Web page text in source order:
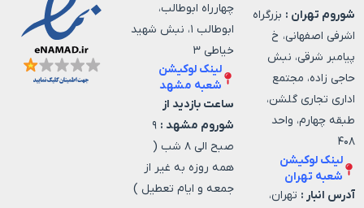
شوروم تهران : بزرگراه
اشرفی اصفهانی، خ
پیامبر شرقی، نبش
حاجی زاده، مجتمع
اداری تجاری گلشن،
طبقه چهارم، واحد
۴۰۸
لینک لوکیشن
شعبه تهران
آدرس انبار : تهران،
چهارراه ابوطالب،
ابوطالب ۱، نبش شهید
خیاطی ۳
لینک لوکیشن
شعبه مشهد
ساعت بازدید از
شوروم مشهد : ۹
صبح الی ۸ شب (
همه روزه به غیر از
جمعه و ایام تعطیل )